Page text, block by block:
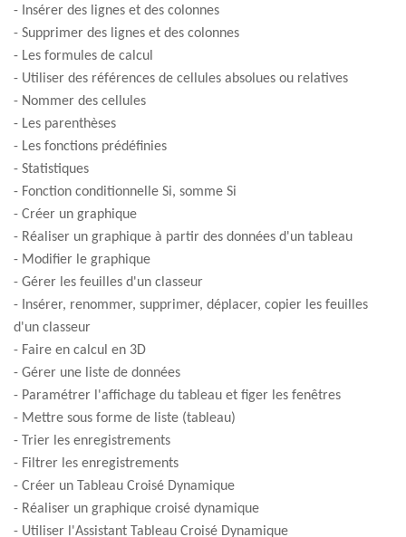
- Insérer des lignes et des colonnes
- Supprimer des lignes et des colonnes
- Les formules de calcul
- Utiliser des références de cellules absolues ou relatives
- Nommer des cellules
- Les parenthèses
- Les fonctions prédéfinies
- Statistiques
- Fonction conditionnelle Si, somme Si
- Créer un graphique
- Réaliser un graphique à partir des données d'un tableau
- Modifier le graphique
- Gérer les feuilles d'un classeur
- Insérer, renommer, supprimer, déplacer, copier les feuilles
d'un classeur
- Faire en calcul en 3D
- Gérer une liste de données
- Paramétrer l'affichage du tableau et figer les fenêtres
- Mettre sous forme de liste (tableau)
- Trier les enregistrements
- Filtrer les enregistrements
- Créer un Tableau Croisé Dynamique
- Réaliser un graphique croisé dynamique
- Utiliser l'Assistant Tableau Croisé Dynamique